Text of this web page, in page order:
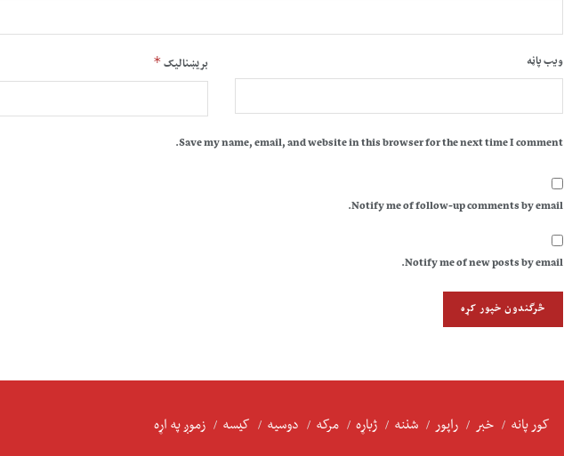
بریښنالیک* ویب پاڼه
Save my name, email, and website in this browser for the next time I comment.
Notify me of follow-up comments by email.
Notify me of new posts by email.
کور پانه خبر راپور شننه ژباړه مرکه دوسیه کیسه زموږ په اړه